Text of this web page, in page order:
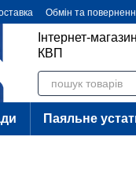
Обмін та
Інтернет-
КВП
Паяльне